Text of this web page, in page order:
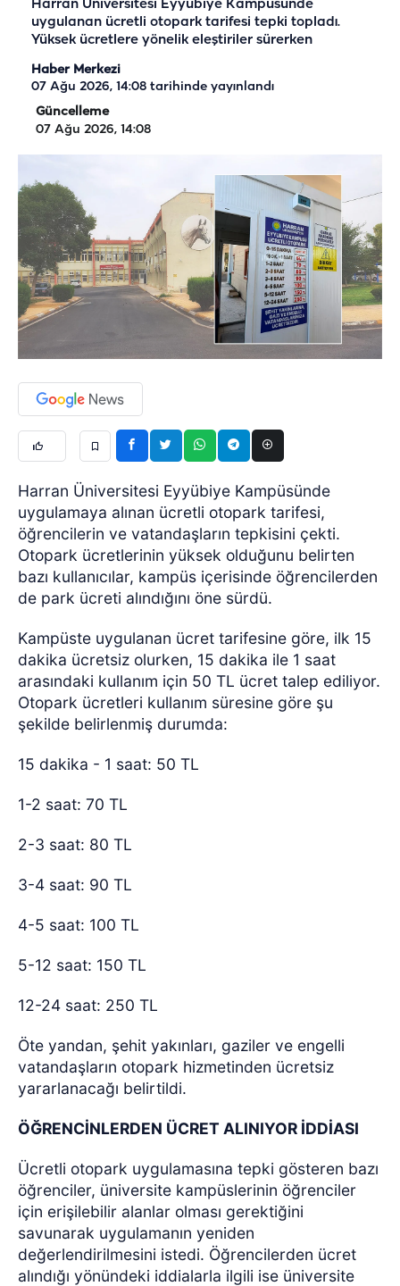
Harran Üniversitesi Eyyübiye Kampüsünde
uygulanan ücretli otopark tarifesi tepki topladı.
Yüksek ücretlere yönelik eleştiriler sürerken
Haber Merkezi
07 Ağu 2026, 14:08 tarihinde yayınlandı
Güncelleme
07 Ağu 2026, 14:08
Harran Üniversitesi Eyyübiye Kampüsünde
uygulamaya alınan ücretli otopark tarifesi,
öğrencilerin ve vatandaşların tepkisini çekti.
Otopark ücretlerinin yüksek olduğunu belirten
bazı kullanıcılar, kampüs içerisinde öğrencilerden
de park ücreti alındığını öne sürdü.
Kampüste uygulanan ücret tarifesine göre, ilk 15
dakika ücretsiz olurken, 15 dakika ile 1 saat
arasındaki kullanım için 50 TL ücret talep ediliyor.
Otopark ücretleri kullanım süresine göre şu
şekilde belirlenmiş durumda:
15 dakika - 1 saat: 50 TL
1-2 saat: 70 TL
2-3 saat: 80 TL
3-4 saat: 90 TL
4-5 saat: 100 TL
5-12 saat: 150 TL
12-24 saat: 250 TL
Öte yandan, şehit yakınları, gaziler ve engelli
vatandaşların otopark hizmetinden ücretsiz
yararlanacağı belirtildi.
ÖĞRENCİNLERDEN ÜCRET ALINIYOR İDDİASI
Ücretli otopark uygulamasına tepki gösteren bazı
öğrenciler, üniversite kampüslerinin öğrenciler
için erişilebilir alanlar olması gerektiğini
savunarak uygulamanın yeniden
değerlendirilmesini istedi. Öğrencilerden ücret
alındığı yönündeki iddialarla ilgili ise üniversite